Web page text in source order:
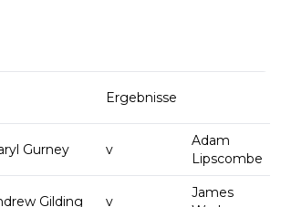
Ergebnisse
Gurney v
Adam
Lipscombe
Gilding v
James